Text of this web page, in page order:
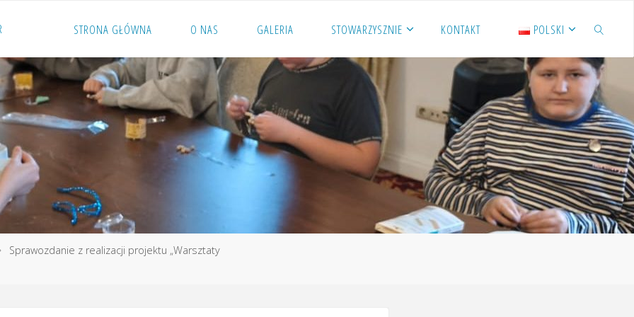
STRONA GŁÓWNA O NAS GALERIA STOWARZYSZNIE KONTAKT POLSKI
SZUKAJ
Sprawozdanie z realizacji projektu „Warsztaty